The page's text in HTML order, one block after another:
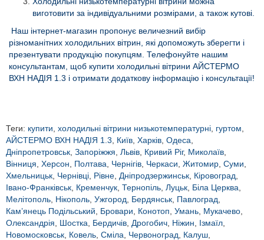
виготовити за індивідуальними розмірами, а також кутові.
Наш інтернет-магазин пропонує величезний вибір
різноманітних холодильних вітрин, які допоможуть зберегти і
презентувати продукцію покупцям. Телефонуйте нашим
консультантам, щоб купити холодильні вітрини АЙСТЕРМО
ВХН НАДІЯ 1.3 і отримати додаткову інформацію і консультації!
Теги: купити холодильні вітрини низькотемпературні гуртом
АЙСТЕРМО ВХН НАДІЯ 1.3
Київ Харків Одеса
Дніпропетровськ Запоріжжя Львів Кривий Ріг, Миколаїв
Вінниця Херсон Полтава Чернігів Черкаси Житомир Суми
Хмельницьк Чернівці Рівне Дніпродзержинськ Кіровоград
Івано-Франківськ Кременчук Тернопіль Луцьк Біла Церква
Мелітополь Нікополь Ужгород Бердянськ Павлоград
Кам’янець Подільський
Бровари Конотоп Умань Мукачево
Олександрія
Шостка Бердичів Дрогобич Ніжин Ізмаїл
Новомосковськ Ковель Сміла Червоноград Калуш